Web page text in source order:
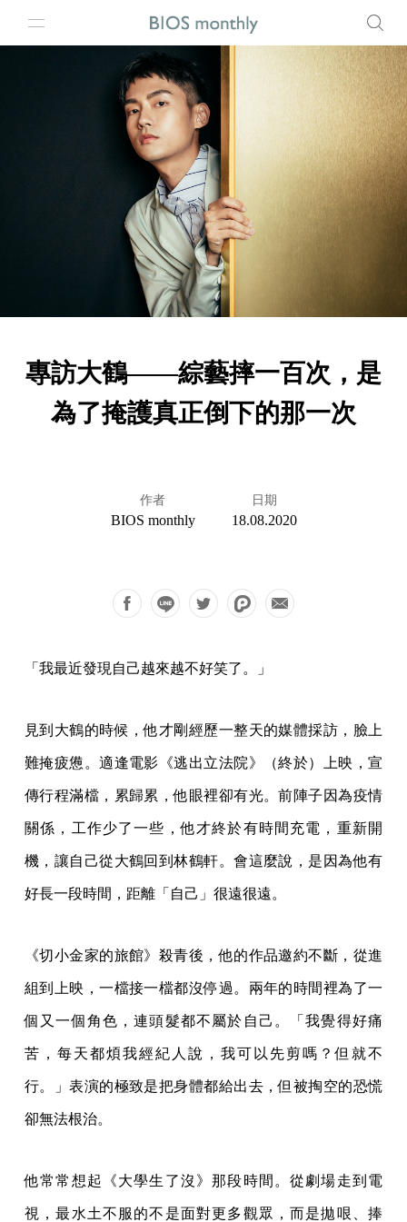
專訪大鶴——綜藝摔一百次，是
為了掩護真正倒下的那一次
作者
BIOS monthly
日期
18.08.2020
「我最近發現自己越來越不好笑了。」
見到大鶴的時候，他才剛經歷一整天的媒體採訪，臉上
難掩疲憊。適逢電影《逃出立法院》（終於）上映，宣
傳行程滿檔，累歸累，他眼裡卻有光。前陣子因為疫情
關係，工作少了一些，他才終於有時間充電，重新開
機，讓自己從大鶴回到林鶴軒。會這麼說，是因為他有
好長一段時間，距離「自己」很遠很遠。
《切小金家的旅館》殺青後，他的作品邀約不斷，從進
組到上映，一檔接一檔都沒停過。兩年的時間裡為了一
個又一個角色，連頭髮都不屬於自己。「我覺得好痛
苦，每天都煩我經紀人說，我可以先剪嗎？但就不
行。」表演的極致是把身體都給出去，但被掏空的恐慌
卻無法根治。
他常常想起《大學生了沒》那段時間。從劇場走到電
視，最水土不服的不是面對更多觀眾，而是拋哏、捧